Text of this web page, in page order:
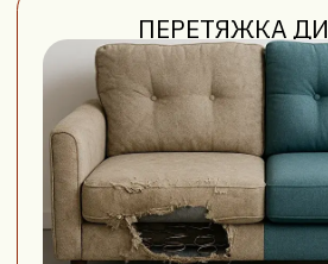
Разработка сайта
Политика конфиденциальности и обработка
персональных данных
с регистрационным номером 693397644